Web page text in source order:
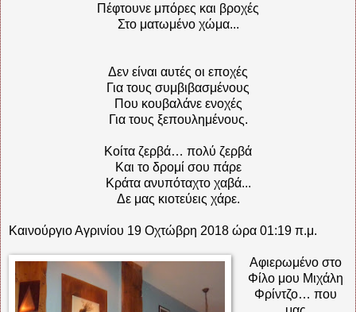
Πέφτουνε μπόρες και βροχές
Στο ματωμένο χώμα...
Δεν είναι αυτές οι εποχές
Για τους συμβιβασμένους
Που κουβαλάνε ενοχές
Για τους ξεπουλημένους.
Κοίτα ζερβά… πολύ ζερβά
Και το δρομί σου πάρε
Κράτα ανυπόταχτο χαβά...
Δε μας κιοτεύεις χάρε.
Καινούργιο Αγρινίου 19 Οχτώβρη 2018 ώρα 01:19 π.μ.
Αφιερωμένο στο
Φίλο μου Μιχάλη
Φρίντζο… που